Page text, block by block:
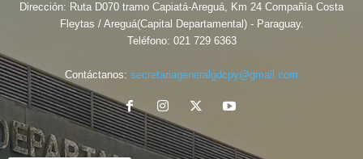
Dirección: Ruta D070 tramo Capiatá-Areguá, Km 24 Compañía Costa
Fleytas / Areguá(Capital Departamental) - Paraguay.
Teléfono: 021 729 6363
Contáctanos: secretariageneralgdcpy@gmail.com